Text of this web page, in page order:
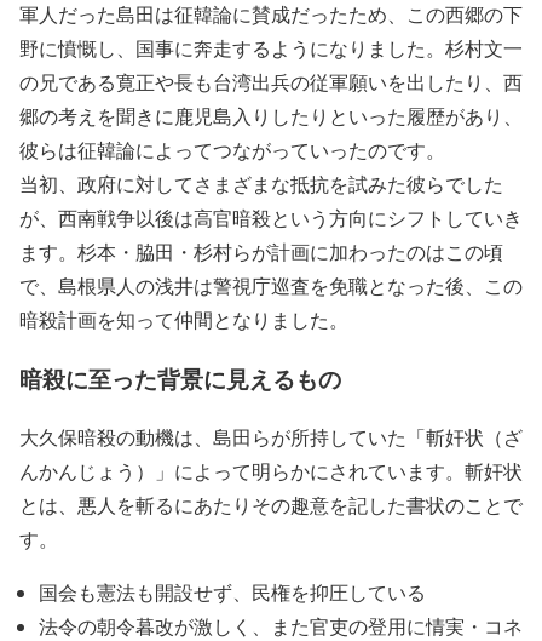
軍人だった島田は征韓論に賛成だったため、この西郷の下
野に憤慨し、国事に奔走するようになりました。杉村文一
の兄である寛正や長も台湾出兵の従軍願いを出したり、西
郷の考えを聞きに鹿児島入りしたりといった履歴があり、
彼らは征韓論によってつながっていったのです。
当初、政府に対してさまざまな抵抗を試みた彼らでした
が、西南戦争以後は高官暗殺という方向にシフトしていき
ます。杉本・脇田・杉村らが計画に加わったのはこの頃
で、島根県人の浅井は警視庁巡査を免職となった後、この
暗殺計画を知って仲間となりました。
暗殺に至った背景に見えるもの
大久保暗殺の動機は、島田らが所持していた「斬奸状（ざ
んかんじょう）」によって明らかにされています。斬奸状
とは、悪人を斬るにあたりその趣意を記した書状のことで
す。
国会も憲法も開設せず、民権を抑圧している
法令の朝令暮改が激しく、また官吏の登用に情実・コネ